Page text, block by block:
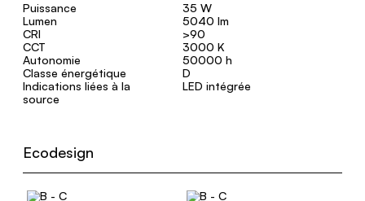
Puissance
35 W
Lumen
5040 lm
CRI
>90
CCT
3000 K
Autonomie
50000 h
Classe énergétique
D
Indications liées à la
source
LED intégrée
Ecodesign